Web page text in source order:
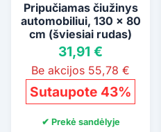
Pripučiamas čiužinys
automobiliui, 130 x 80
cm (šviesiai rudas)
31,91 €
Be akcijos 55,78 €
Sutaupote 43%
✔ Prekė sandėlyje